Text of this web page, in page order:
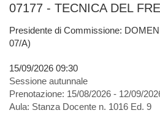
07177 - TECNICA DEL
Presidente di Commissione:
07/A)
15/09/2026 09:30
Sessione autunnale
Prenotazione: 15/08/2026 - 12/09/
Aula: Stanza Docente n. 1016 Ed. 9